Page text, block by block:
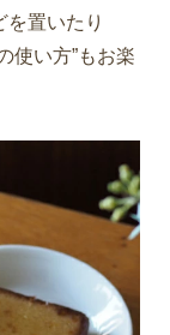
置いたり
使い方”もお楽